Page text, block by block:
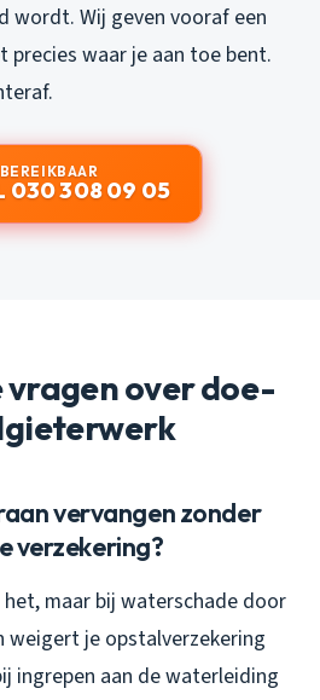
wordt. Wij geven vooraf een
precies waar je aan toe bent.
030 308 09 05
vragen over doe-
vervangen zonder
verzekering?
het, maar bij waterschade door
weigert je opstalverzekering
ingrepen aan de waterleiding